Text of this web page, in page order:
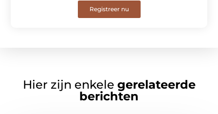
Registreer nu
Hier zijn enkele gerelateerde
berichten